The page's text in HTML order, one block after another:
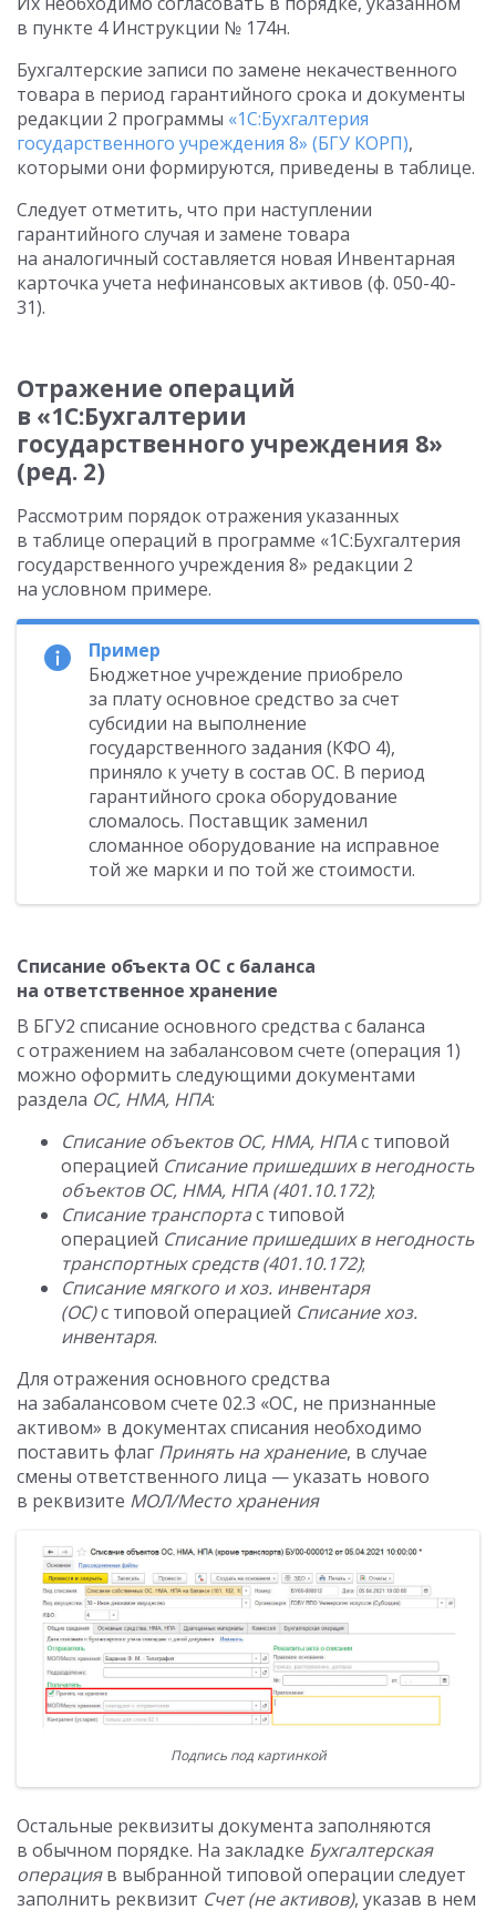
в пункте 4 Инструкции № 174н.
Бухгалтерские записи по замене некачественного
товара в период гарантийного срока и документы
редакции 2 программы «1С:Бухгалтерия
государственного учреждения 8» (БГУ КОРП),
которыми они формируются, приведены в таблице.
Следует отметить, что при наступлении
гарантийного случая и замене товара
на аналогичный составляется новая Инвентарная
карточка учета нефинансовых активов (ф. 050-40-
31).
Отражение операций
в «1С:Бухгалтерии
государственного учреждения 8»
(ред. 2)
Рассмотрим порядок отражения указанных
в таблице операций в программе «1С:Бухгалтерия
государственного учреждения 8» редакции 2
на условном примере.
Пример
Бюджетное учреждение приобрело
за плату основное средство за счет
субсидии на выполнение
государственного задания (КФО 4),
приняло к учету в состав ОС. В период
гарантийного срока оборудование
сломалось. Поставщик заменил
сломанное оборудование на исправное
той же марки и по той же стоимости.
Списание объекта ОС с баланса
на ответственное хранение
В БГУ2 списание основного средства с баланса
с отражением на забалансовом счете (операция 1)
можно оформить следующими документами
раздела ОС, НМА, НПА:
Списание объектов ОС, НМА, НПАс типовой
операцией Списание пришедших в негодность
объектов ОС, НМА, НПА (401.10.172);
Списание транспортас типовой
операцией Списание пришедших в негодность
транспортных средств (401.10.172);
Списание мягкого и хоз. инвентаря
(ОС)с типовой операцией Списание хоз.
инвентаря.
Для отражения основного средства
на забалансовом счете 02.3 «ОС, не признанные
активом» в документах списания необходимо
поставить флаг Принять на хранение, в случае
смены ответственного лица — указать нового
в реквизите МОЛ/Место хранения
Подпись под картинкой
Остальные реквизиты документа заполняются
в обычном порядке. На закладке Бухгалтерская
операцияв выбранной типовой операции следует
заполнить реквизит Счет (не активов), указав в нем